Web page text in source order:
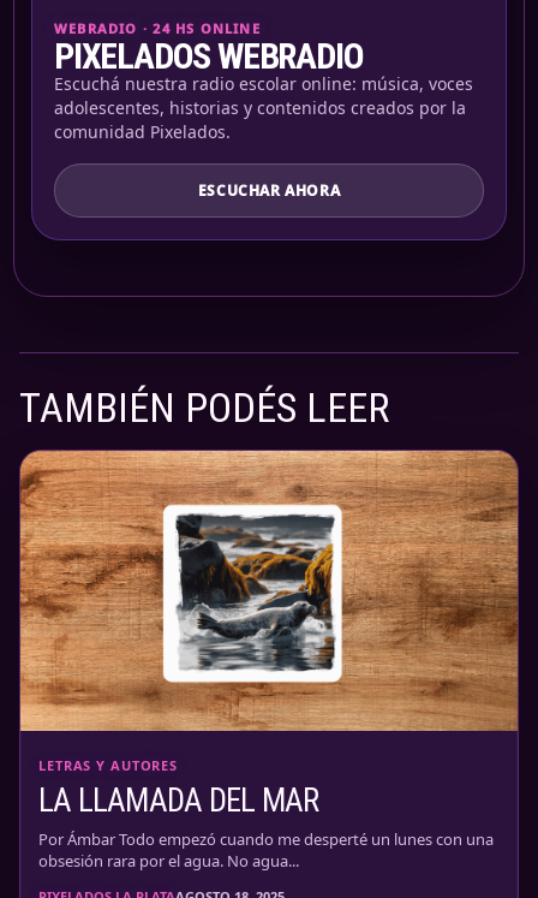
WEBRADIO · 24 HS ONLINE
PIXELADOS WEBRADIO
Escuchá nuestra radio escolar online: música, voces
adolescentes, historias y contenidos creados por la
comunidad Pixelados.
ESCUCHAR AHORA
TAMBIÉN PODÉS LEER
LETRAS Y AUTORES
LA LLAMADA DEL MAR
Por Ámbar Todo empezó cuando me desperté un lunes con una
obsesión rara por el agua. No agua...